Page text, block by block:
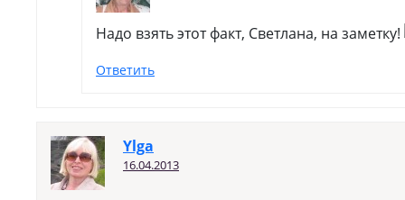
Надо взять этот факт, Светлана, на заметку!
Ответить
Ylga
16.04.2013